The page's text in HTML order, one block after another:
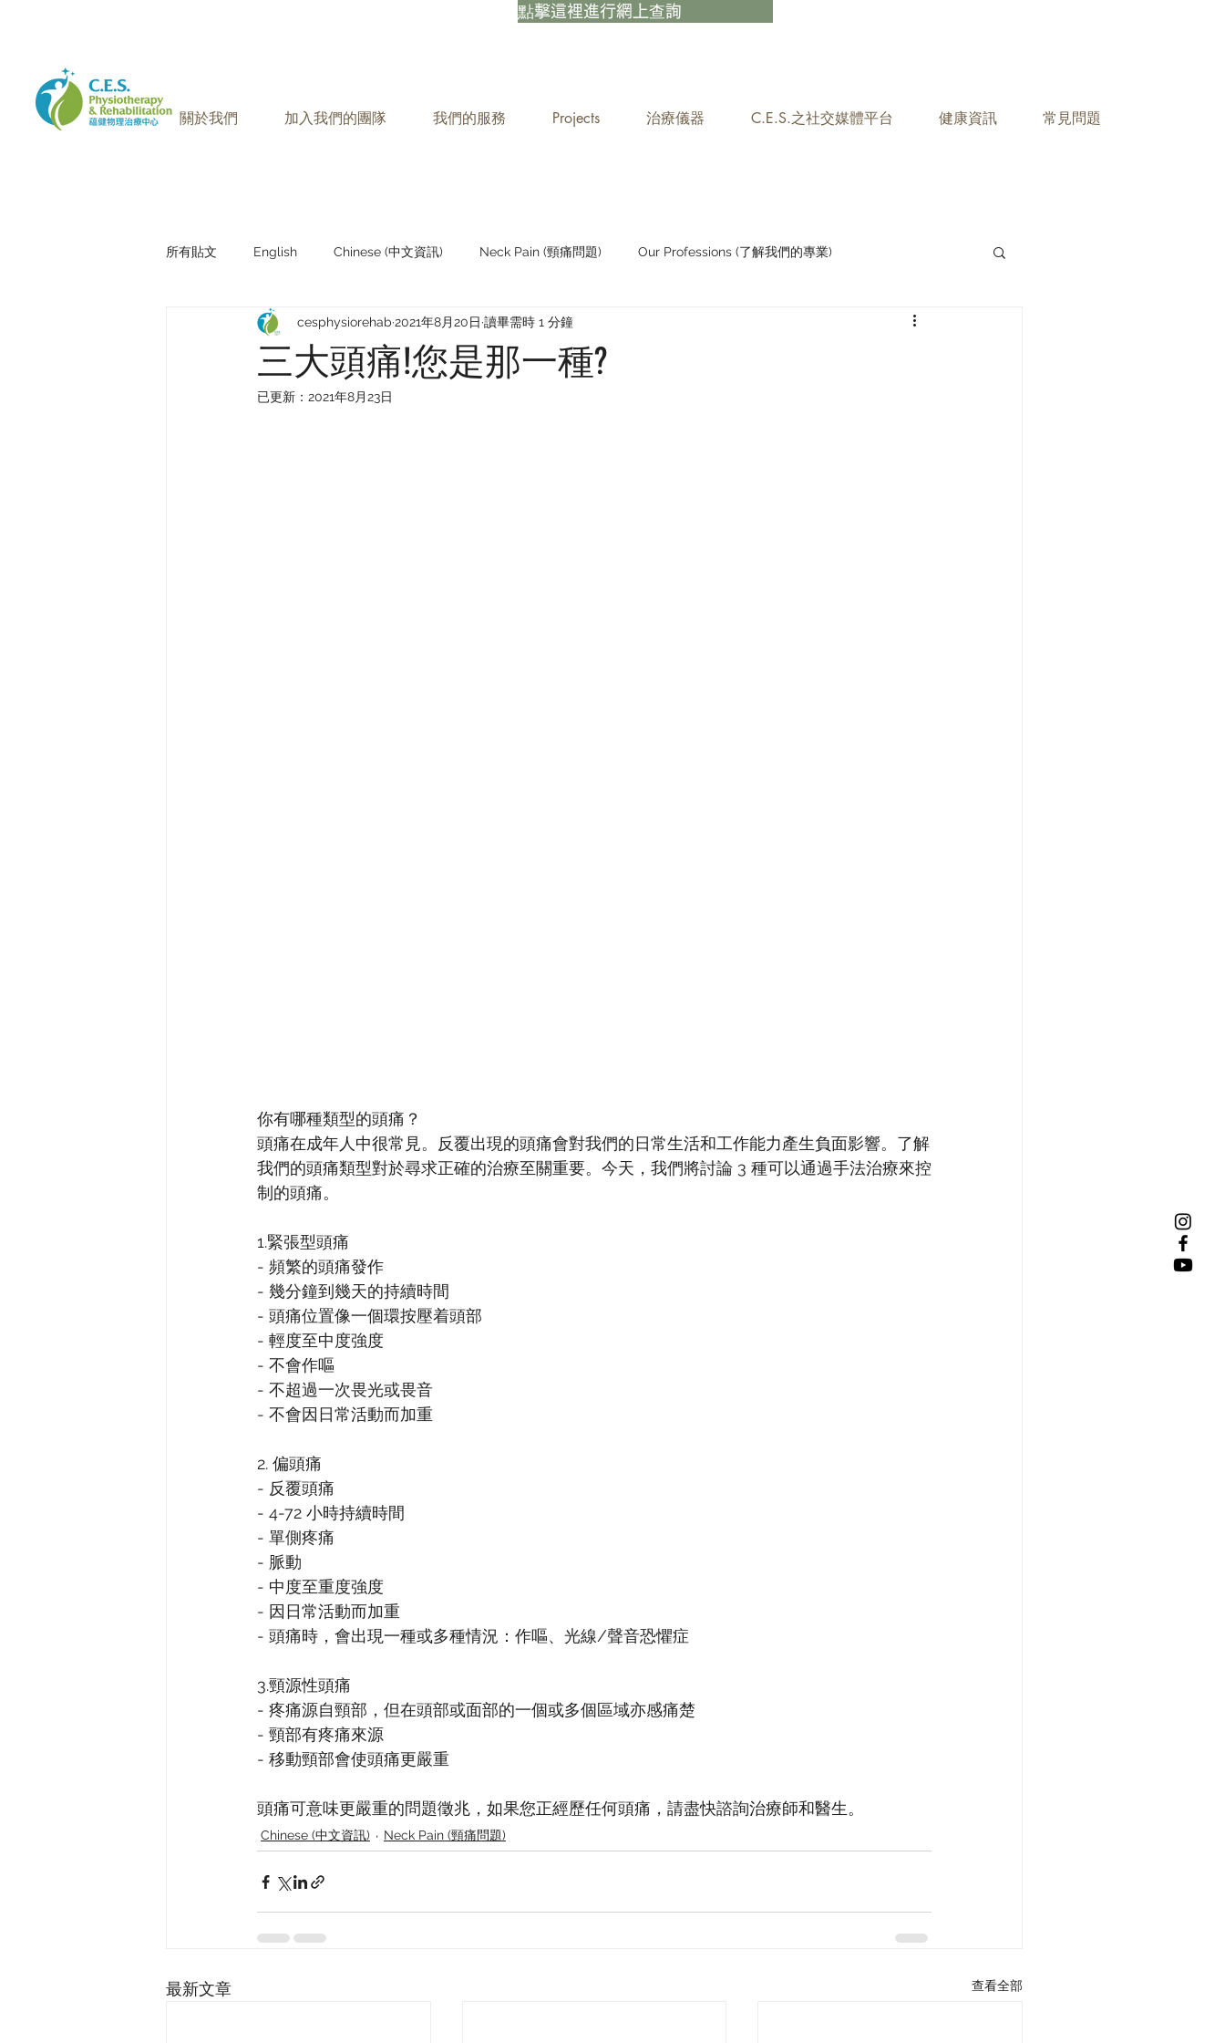
點擊這裡進行網上查詢
關於我們 加入我們的團隊 我們的服務 Projects 治療儀器 C.E.S.之社交媒體平台 健康資訊 常見問題
所有貼文 English Chinese (中文資訊) Neck Pain (頸痛問題) Our Professions (了解我們的專業)
Research Sharing (研究文獻分享) Staying Active (保持活躍)
三大頭痛!您是那一種?
cesphysiorehab 2021年8月20日 讀畢需時 1 分鐘
已更新： 2021年8月23日
你有哪種類型的頭痛？
頭痛在成年人中很常見。反覆出現的頭痛會對我們的日常生活和工作能力產生負面影響。了解
我們的頭痛類型對於尋求正確的治療至關重要。今天，我們將討論 3 種可以通過手法治療來控
制的頭痛。
1.緊張型頭痛
- 頻繁的頭痛發作
- 幾分鐘到幾天的持續時間
- 頭痛位置像一個環按壓着頭部
- 輕度至中度強度
- 不會作嘔
- 不超過一次畏光或畏音
- 不會因日常活動而加重
2. 偏頭痛
- 反覆頭痛
- 4-72 小時持續時間
- 單側疼痛
- 脈動
- 中度至重度強度
- 因日常活動而加重
- 頭痛時，會出現一種或多種情況：作嘔、光線/聲音恐懼症
3.頸源性頭痛
- 疼痛源自頸部，但在頭部或面部的一個或多個區域亦感痛楚
- 頸部有疼痛來源
- 移動頸部會使頭痛更嚴重
頭痛可意味更嚴重的問題徵兆，如果您正經歷任何頭痛，請盡快諮詢治療師和醫生。
Chinese (中文資訊) Neck Pain (頸痛問題)
最新文章 查看全部